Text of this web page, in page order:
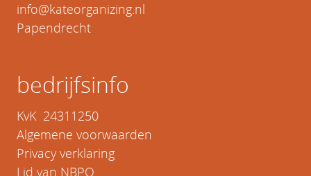
info@kateorganizing.nl
Papendrecht
bedrijfsinfo
KvK 24311250
Algemene voorwaarden
Privacy verklaring
Lid van NBPO